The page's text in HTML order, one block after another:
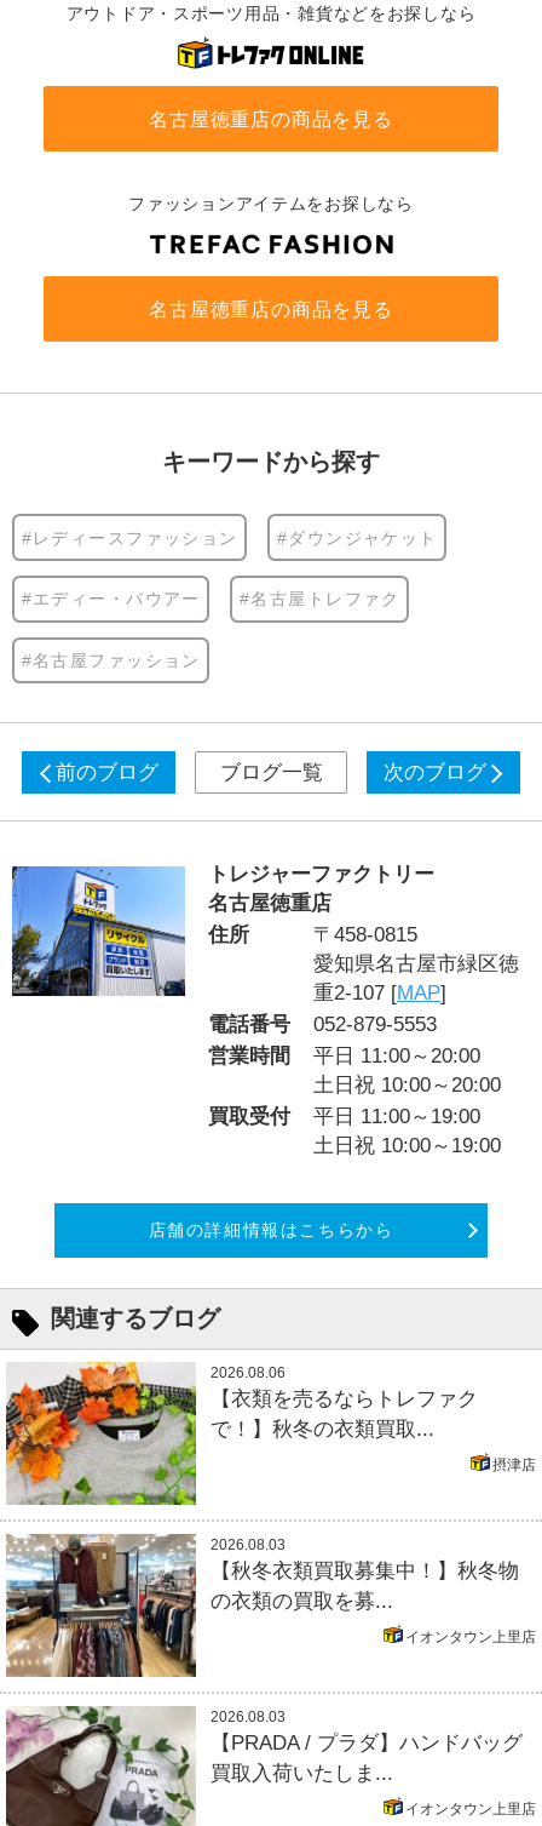
アウトドア・スポーツ用品・雑貨などをお探しなら
名古屋徳重店の商品を見る
ファッションアイテムをお探しなら
名古屋徳重店の商品を見る
キーワードから探す
#レディースファッション #ダウンジャケット
#エディー・バウアー #名古屋トレファク
#名古屋ファッション
前のブログ ブログ一覧 次のブログ
トレジャーファクトリー
名古屋徳重店
住所
〒458-0815
愛知県名古屋市緑区徳
重2-107 [MAP]
電話番号
052-879-5553
営業時間
平日 11:00～20:00
土日祝 10:00～20:00
買取受付
平日 11:00～19:00
土日祝 10:00～19:00
店舗の詳細情報はこちらから
関連するブログ
2026.08.06
【衣類を売るならトレファク
で！】秋冬の衣類買取...
摂津店
2026.08.03
【秋冬衣類買取募集中！】秋冬物
の衣類の買取を募...
イオンタウン上里店
2026.08.03
【PRADA / プラダ】ハンドバッグ
買取入荷いたしま...
イオンタウン上里店